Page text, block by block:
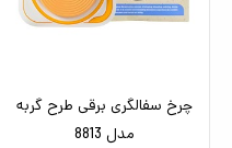
چرخ سفالگری برقی طرح گربه
مدل 8813